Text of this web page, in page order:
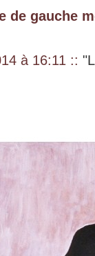
de gauche
à 16:11 ::